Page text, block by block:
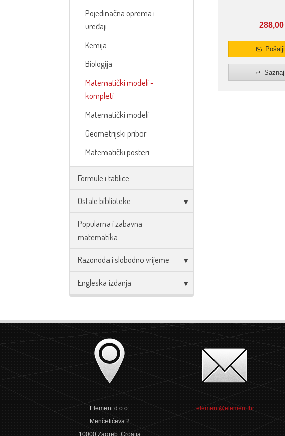
Pojedinačna oprema i
uređaji
Kemija
Biologija
Matematički modeli -
kompleti
Matematički modeli
Geometrijski pribor
Matematički posteri
Formule i tablice
Ostale biblioteke
Popularna i zabavna
matematika
Razonoda i slobodno vrijeme
Engleska izdanja
Element d.o.o.
Menčetićeva 2
10000 Zagreb, Croatia
element@element.hr